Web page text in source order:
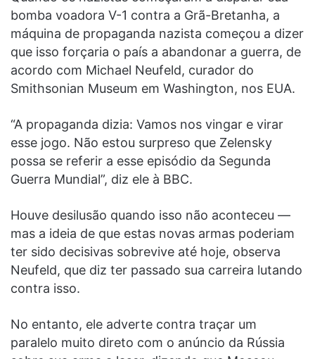
bomba voadora V-1 contra a Grã-Bretanha, a
máquina de propaganda nazista começou a dizer
que isso forçaria o país a abandonar a guerra, de
acordo com Michael Neufeld, curador do
Smithsonian Museum em Washington, nos EUA.
“A propaganda dizia: Vamos nos vingar e virar
esse jogo. Não estou surpreso que Zelensky
possa se referir a esse episódio da Segunda
Guerra Mundial”, diz ele à BBC.
Houve desilusão quando isso não aconteceu —
mas a ideia de que estas novas armas poderiam
ter sido decisivas sobrevive até hoje, observa
Neufeld, que diz ter passado sua carreira lutando
contra isso.
No entanto, ele adverte contra traçar um
paralelo muito direto com o anúncio da Rússia